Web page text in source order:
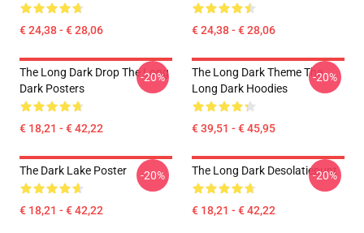
€ 24,38 - € 28,06 € 24,38 - € 28,06
The Long Dark Drop The Long
Dark Posters
€ 18,21 - € 42,22
-20%
The Long Dark Theme The
Long Dark Hoodies
€ 39,51 - € 45,95
-20%
The Dark Lake Poster
€ 18,21 - € 42,22
-20% The Long Dark Desolatiepunt
€ 18,21 - € 42,22
-20%